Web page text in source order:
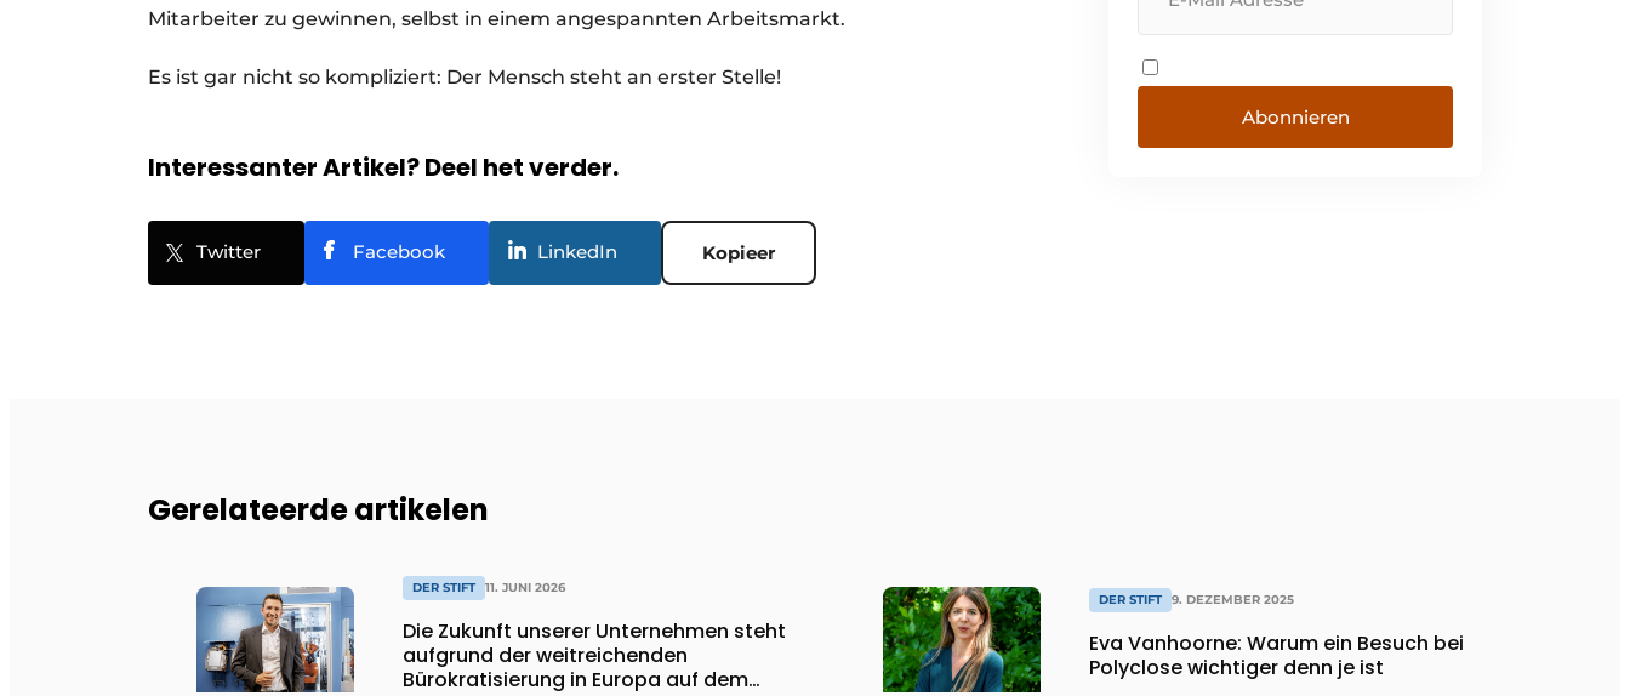
Mitarbeiter zu gewinnen, selbst in einem angespannten Arbeitsmarkt.
Es ist gar nicht so kompliziert: Der Mensch steht an erster Stelle!
Interessanter Artikel? Deel het verder.
Twitter Facebook LinkedIn Kopieer
Abonnieren
Gerelateerde artikelen
DER STIFT 11. JUNI 2026
Die Zukunft unserer Unternehmen steht
aufgrund der weitreichenden
Bürokratisierung in Europa auf dem
DER STIFT 9. DEZEMBER 2025
Eva Vanhoorne: Warum ein Besuch bei
Polyclose wichtiger denn je ist